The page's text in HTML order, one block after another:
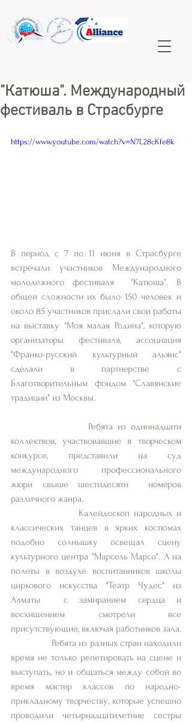
"Катюша". Международный
фестиваль в Страсбурге
https://www.youtube.com/watch?v=N7L28cKfe8k
В период с 7 по 11 июня в Страсбурге
встречали участников Международного
молодежного фестиваля  "Катюша". В
общей сложности их было 150 человек и
около 85 участников прислали свои работы
на выставку "Моя малая Родина", которую
организаторы фестиваля, ассоциация
"Франко-русский культурный альянс"
сделали в партнерстве с
Благотворительным фондом "Славянские
традиции" из Москвы.
коллектвов, участвовавшие в творческом
конкурсе, представили на суд
международного профессионального
жюри свыше шестидесяти  номеров
различного жанра.
классических танцев в ярких костюмах
подобно солнышку освещал сцену
культурного центра "Марсель Марсо". А на
полеты в воздухе воспитанников школы
циркового искусства "Театр Чудес" из
Алматы  с замиранием сердца и
восхищением смотрели все
присутствующие, включая работников зала.
время не только репетировать на сцене и
выступать, но и общаться между собой во
время мастер классов по народно-
прикладному творчеству, которые успешно
проводили четырнадцатилетние сестры